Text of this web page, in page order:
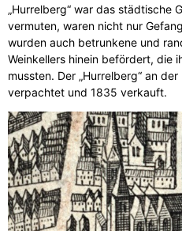
„Hurrelberg“ war das städtische
vermuten, waren nicht nur
wurden auch betrunkene und
Weinkellers hinein befördert, die
mussten. Der „Hurrelberg“ an
verpachtet und 1835 verkauft.